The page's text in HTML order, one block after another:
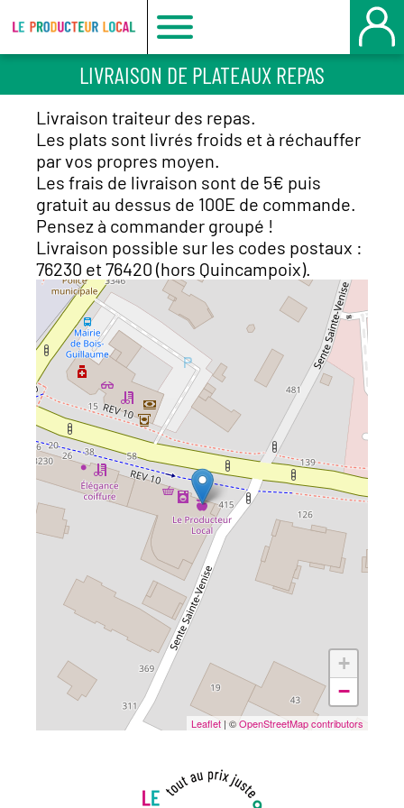
Le
producteur
local
-
Bois
Guillaume
LIVRAISON DE PLATEAUX REPAS
Livraison traiteur des repas.
Les plats sont livrés froids et à réchauffer
par vos propres moyen.
Les frais de livraison sont de 5€ puis
gratuit au dessus de 100E de commande.
Pensez à commander groupé !
Livraison possible sur les codes postaux :
76230 et 76420 (hors Quincampoix).
+
−
Leaflet | ©OpenStreetMap contributors